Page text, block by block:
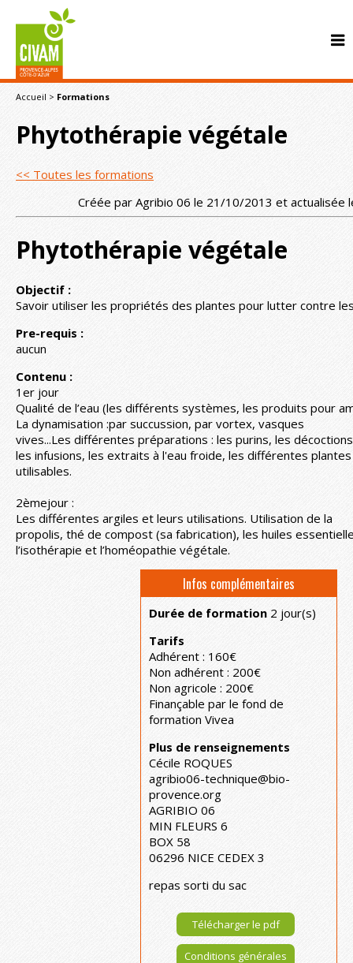
CONTACT
Accueil > Formations
Phytothérapie végétale
<< Toutes les formations
Créée par Agribio 06 le 21/10/2013 et actualisée
Phytothérapie végétale
Objectif :
Savoir utiliser les propriétés des plantes pour lutter contre
Pre-requis :
aucun
Contenu :
1er jour
Qualité de l’eau (les différents systèmes, les produits pour
La dynamisation :par succussion, par vortex, vasques
vives...Les différentes préparations : les purins, les
les infusions, les extraits à l'eau froide, les différentes plantes
utilisables.
2èmejour :
Les différentes argiles et leurs utilisations. Utilisation de la
propolis, thé de compost (sa fabrication), les huiles
l’isothérapie et l’homéopathie végétale.
Infos complémentaires
Durée de formation 2 jour(s)
Tarifs
Adhérent : 160€
Non adhérent : 200€
Non agricole : 200€
Finançable par le fond de
formation Vivea
Plus de renseignements
Cécile ROQUES
agribio06-technique@bio-
provence.org
AGRIBIO 06
MIN FLEURS 6
BOX 58
06296 NICE CEDEX 3
repas sorti du sac
Télécharger le pdf
Conditions générales